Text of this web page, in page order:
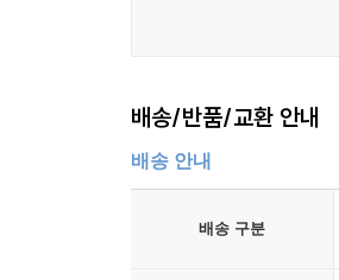
말한다. ‘하늘도 아니고
여린 잎들이 무성해지
해줄 작품으로 오래 기억
배송/반품/교환 안내
배송 안내
배송 구분